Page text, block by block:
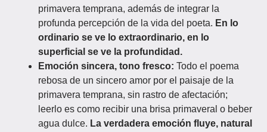
primavera temprana, además de integrar la
profunda percepción de la vida del poeta. En lo
ordinario se ve lo extraordinario, en lo
superficial se ve la profundidad.
Emoción sincera, tono fresco: Todo el poema
rebosa de un sincero amor por el paisaje de la
primavera temprana, sin rastro de afectación;
leerlo es como recibir una brisa primaveral o beber
agua dulce. La verdadera emoción fluye, natural